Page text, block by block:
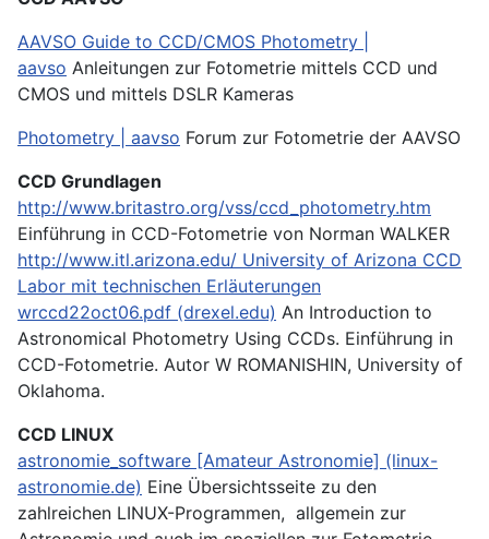
AAVSO Guide to CCD/CMOS Photometry |
aavso Anleitungen zur Fotometrie mittels CCD und
CMOS und mittels DSLR Kameras
Photometry | aavso Forum zur Fotometrie der AAVSO
CCD Grundlagen
http://www.britastro.org/vss/ccd_photometry.htm
Einführung in CCD-Fotometrie von Norman WALKER
http://www.itl.arizona.edu/ University of Arizona CCD
Labor mit technischen Erläuterungen
wrccd22oct06.pdf (drexel.edu) An Introduction to
Astronomical Photometry Using CCDs. Einführung in
CCD-Fotometrie. Autor W ROMANISHIN, University of
Oklahoma.
CCD LINUX
astronomie_software [Amateur Astronomie] (linux-
astronomie.de) Eine Übersichtsseite zu den
zahlreichen LINUX-Programmen, allgemein zur